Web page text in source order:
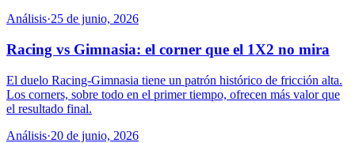
Análisis·25 de junio, 2026
Racing vs Gimnasia: el corner que el 1X2 no mira
El duelo Racing-Gimnasia tiene un patrón histórico de fricción alta.
Los corners, sobre todo en el primer tiempo, ofrecen más valor que
el resultado final.
Análisis·20 de junio, 2026